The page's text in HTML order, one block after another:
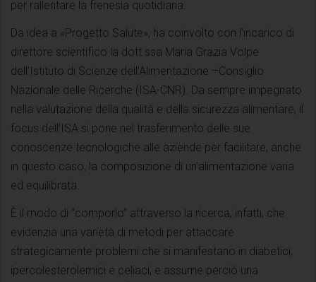
per rallentare la frenesia quotidiana.
Da idea a «Progetto Salute», ha coinvolto con l’incarico di
direttore scientifico la dott.ssa Maria Grazia Volpe
dell’Istituto di Scienze dell’Alimentazione –Consiglio
Nazionale delle Ricerche (ISA-CNR). Da sempre impegnato
nella valutazione della qualità e della sicurezza alimentare, il
focus dell’ISA si pone nel trasferimento delle sue
conoscenze tecnologiche alle aziende per facilitare, anche
in questo caso, la composizione di un’alimentazione varia
ed equilibrata.
È il modo di “comporlo” attraverso la ricerca, infatti, che
evidenzia una varietà di metodi per attaccare
strategicamente problemi che si manifestano in diabetici,
ipercolesterolemici e celiaci, e assume perciò una